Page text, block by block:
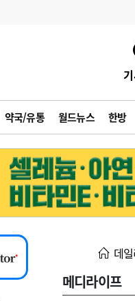
약국/유통 월드뉴스 한방
지침·기준·평가
데
메디라이프